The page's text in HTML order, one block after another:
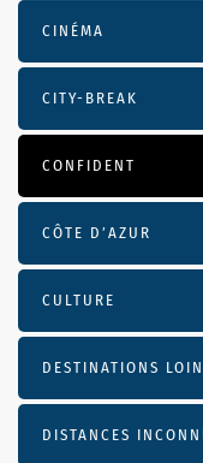
CINÉMA
CITY-BREAK
CONFIDENT
CÔTE D’AZUR
CULTURE
DESTINATIONS
DISTANCES